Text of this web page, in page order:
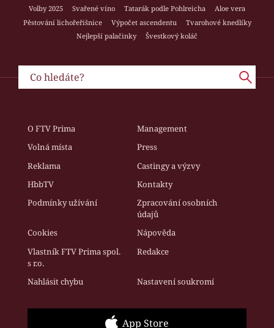
Volby 2025
Svařené víno Tatarák podle Pohlreicha
Aloe vera
Pěstování lichořeřišnice
Výpočet ascendentu
Tvarohové knedlíky
Nejlepší palačinky
Švestkový koláč
O FTV Prima
Management
Volná místa
Press
Reklama
Castingy a výzvy
HbbTV
Kontakty
Podmínky užívání
Zpracování osobních
údajů
Cookies
Nápověda
Vlastník FTV Prima spol.
s r.o.
Redakce
Nahlásit chybu Nastavení soukromí
App Store